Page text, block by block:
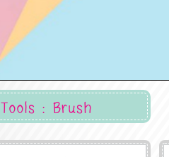
Tools : Brush